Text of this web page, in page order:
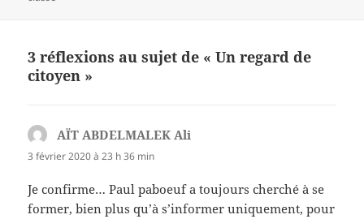
3 réflexions au sujet de « Un regard de
citoyen »
AÏT ABDELMALEK Ali
3 février 2020 à 23 h 36 min
Je confirme… Paul paboeuf a toujours cherché à se
former, bien plus qu’à s’informer uniquement, pour